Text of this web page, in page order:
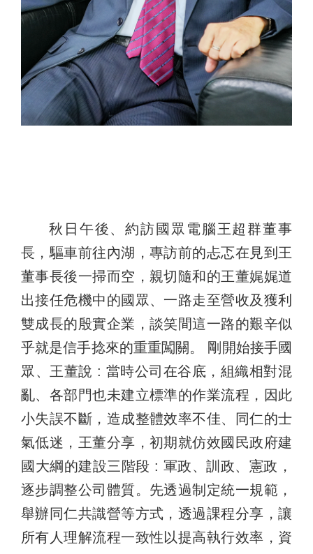
秋日午後、約訪國眾電腦王超群董事
長，驅車前往內湖，專訪前的忐忑在見到王
董事長後一掃而空，親切隨和的王董娓娓道
出接任危機中的國眾、一路走至營收及獲利
雙成長的殷實企業，談笑間這一路的艱辛似
乎就是信手捻來的重重闖關。 剛開始接手國
眾、王董說 : 當時公司在谷底，組織相對混
亂、各部門也未建立標準的作業流程，因此
小失誤不斷，造成整體效率不佳、同仁的士
氣低迷，王董分享，初期就仿效國民政府建
國大綱的建設三階段 : 軍政、訓政、憲政，
逐步調整公司體質。先透過制定統一規範，
舉辦同仁共識營等方式，透過課程分享，讓
所有人理解流程一致性以提高執行效率，資